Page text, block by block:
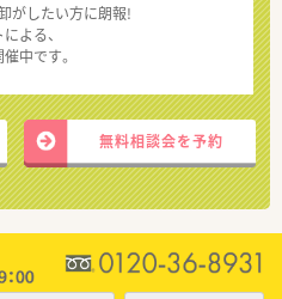
がしたい方に朗報!
よる、
中です。
無料相談会を予約